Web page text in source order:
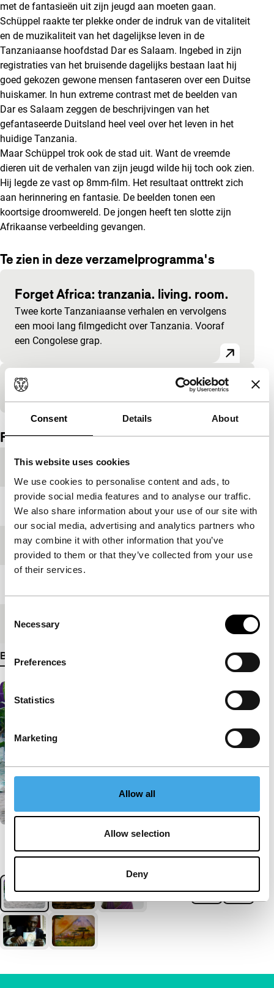
Consent Details About
This website uses cookies
We use cookies to personalise content and ads, to
provide social media features and to analyse our traffic.
We also share information about your use of our site with
our social media, advertising and analytics partners who
may combine it with other information that you’ve
provided to them or that they’ve collected from your use
of their services.
Selection
Necessary
Preferences
Statistics
Marketing
Allow all
Allow selection
Deny
met de fantasieën uit zijn jeugd aan moeten gaan.
Schüppel raakte ter plekke onder de indruk van de vitaliteit
en de muzikaliteit van het dagelijkse leven in de
Tanzaniaanse hoofdstad Dar es Salaam. Ingebed in zijn
registraties van het bruisende dagelijks bestaan laat hij
goed gekozen gewone mensen fantaseren over een Duitse
huiskamer. In hun extreme contrast met de beelden van
Dar es Salaam zeggen de beschrijvingen van het
gefantaseerde Duitsland heel veel over het leven in het
huidige Tanzania.
Maar Schüppel trok ook de stad uit. Want de vreemde
dieren uit de verhalen van zijn jeugd wilde hij toch ook zien.
Hij legde ze vast op 8mm-film. Het resultaat onttrekt zich
aan herinnering en fantasie. De beelden tonen een
koortsige droomwereld. De jongen heeft ten slotte zijn
Afrikaanse verbeelding gevangen.
Te zien in deze verzamelprogramma's
Forget Africa: tranzania. living. room.
Twee korte Tanzaniaanse verhalen en vervolgens
een mooi lang filmgedicht over Tanzania. Vooraf
een Congolese grap.
P&I Africa 4
Film details
Productielanden Duitsland
Jaar 2010
Festivaleditie IFFR 2010
Medium/Formaat
Bekijk meer details